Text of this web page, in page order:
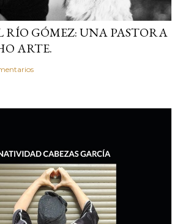
RÍO GÓMEZ: UNA PASTORA
ARTE.